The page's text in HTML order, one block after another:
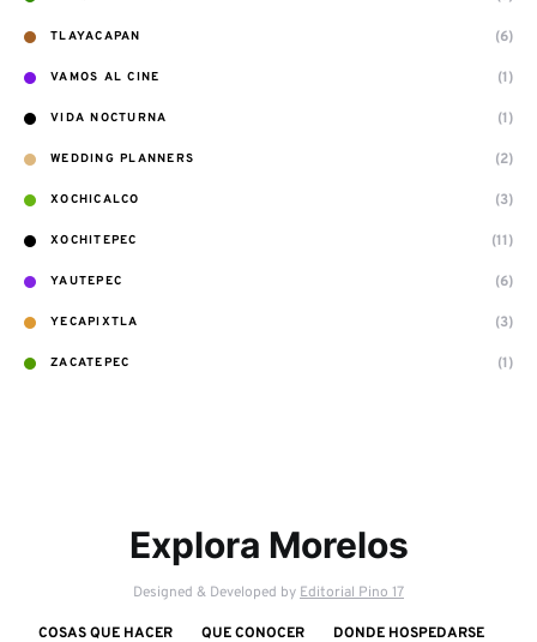
TLAYACAPAN (6)
VAMOS AL CINE (1)
VIDA NOCTURNA (1)
WEDDING PLANNERS (2)
XOCHICALCO (3)
XOCHITEPEC (11)
YAUTEPEC (6)
YECAPIXTLA (3)
ZACATEPEC (1)
Explora Morelos
Designed & Developed by Editorial Pino 17
COSAS QUE HACER QUE CONOCER DONDE HOSPEDARSE